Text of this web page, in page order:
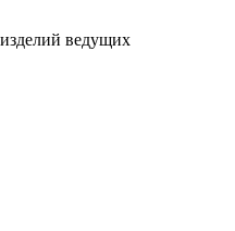
ведущих